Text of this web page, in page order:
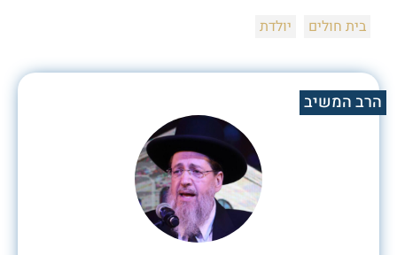
בית חולים יולדת
הרב המשיב